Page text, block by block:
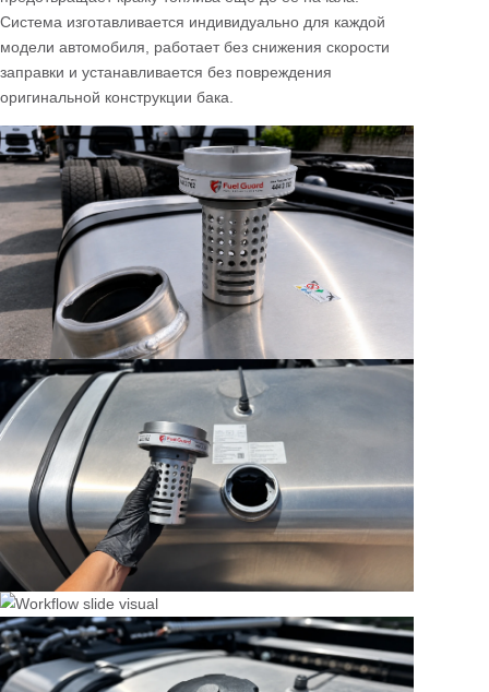
Защита заливной горловины топливного
бака
Одно из самых распространённых мест, где происходит
кража топлива, — это заливная горловина топливного
бака автомобиля. Особенно у грузовиков, автобусов,
строительной техники и автопарковых автомобилей
попытки слить топливо с помощью шланга на ночных
стоянках или в зонах отдыха могут привести к серьёзным
финансовым потерям. Системы защиты топливного бака
Fuel Guard физически блокируют проникновение шланга
с помощью механической антисифонной конструкции,
специально разработанной для входной части бака. Это
предотвращает кражу топлива ещё до её начала.
Система изготавливается индивидуально для каждой
модели автомобиля, работает без снижения скорости
заправки и устанавливается без повреждения
оригинальной конструкции бака.